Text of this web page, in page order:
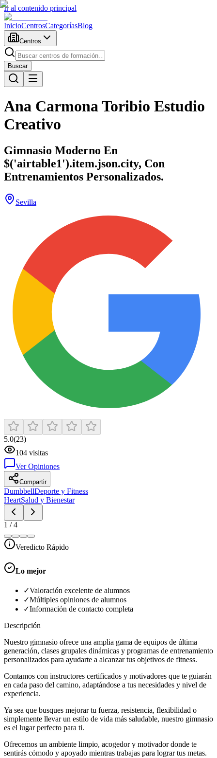
Ir al contenido principal
InicioCentrosCategoríasBlog
Centros
Buscar
Ana Carmona Toribio Estudio
Creativo
Gimnasio Moderno En
$('airtable1').item.json.city, Con
Entrenamientos Personalizados.
Sevilla
5.0(23)
104 visitas
Ver Opiniones
Compartir
DumbbellDeporte y Fitness
HeartSalud y Bienestar
1 /4
Veredicto Rápido
Lo mejor
✓Valoración excelente de alumnos
✓Múltiples opiniones de alumnos
✓Información de contacto completa
Descripción
Nuestro gimnasio ofrece una amplia gama de equipos de última
generación, clases grupales dinámicas y programas de entrenamiento
personalizados para ayudarte a alcanzar tus objetivos de fitness.
Contamos con instructores certificados y motivadores que te guiarán
en cada paso del camino, adaptándose a tus necesidades y nivel de
experiencia.
Ya sea que busques mejorar tu fuerza, resistencia, flexibilidad o
simplemente llevar un estilo de vida más saludable, nuestro gimnasio
es el lugar perfecto para ti.
Ofrecemos un ambiente limpio, acogedor y motivador donde te
sentirás cómodo y apoyado mientras trabajas para lograr tus metas.